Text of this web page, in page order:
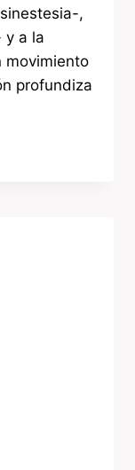
,
y a la
movimiento
profundiza